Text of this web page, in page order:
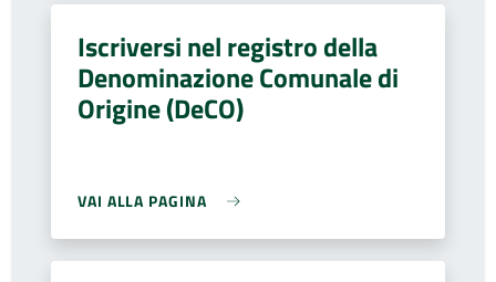
Iscriversi nel registro della
Denominazione Comunale di
Origine (DeCO)
VAI ALLA PAGINA